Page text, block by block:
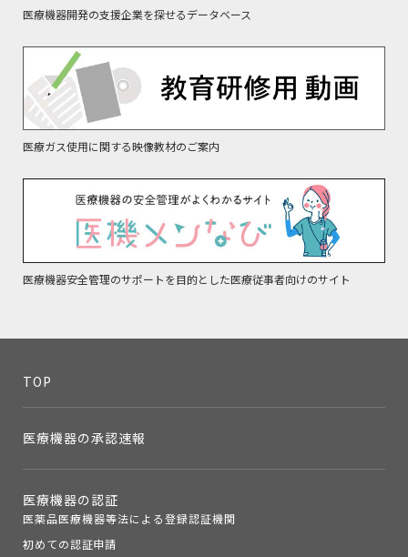
医療機器開発の支援企業を探せるデータベース
医療ガス使用に関する映像教材のご案内
医療機器安全管理のサポートを目的とした医療従事者向けのサイト
TOP
医療機器の承認速報
医療機器の認証
医薬品医療機器等法による登録認証機関
初めての認証申請